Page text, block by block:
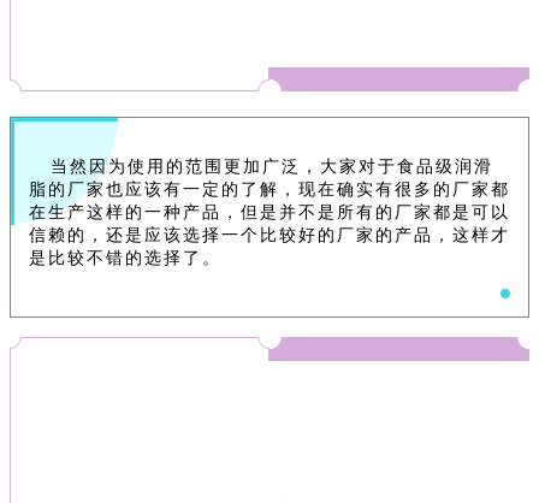
当然因为使用的范围更加广泛，大家对于食品级润滑
脂的厂家也应该有一定的了解，现在确实有很多的厂家都
在生产这样的一种产品，但是并不是所有的厂家都是可以
信赖的，还是应该选择一个比较好的厂家的产品，这样才
是比较不错的选择了。